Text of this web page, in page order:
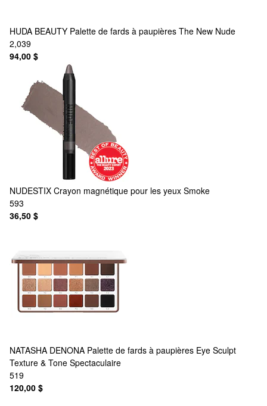
HUDA BEAUTY Palette de fards à paupières The New Nude
2,039
94,00 $
NUDESTIX Crayon magnétique pour les yeux Smoke
593
36,50 $
NATASHA DENONA Palette de fards à paupières Eye Sculpt
Texture & Tone Spectaculaire
519
120,00 $